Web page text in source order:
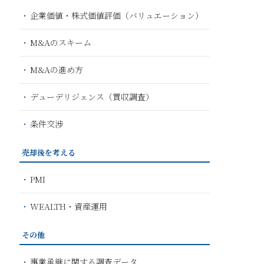
企業価値・株式価値評価（バリュエーション）
M&Aのスキーム
M&Aの進め方
デューデリジェンス（買収調査）
条件交渉
売却後を考える
PMI
WEALTH・資産運用
その他
事業承継に関する調査データ